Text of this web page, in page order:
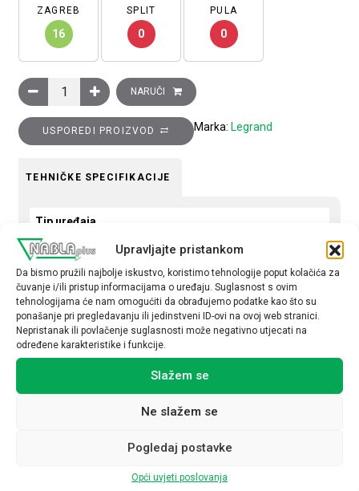
Upravljajte pristankom
Da bismo pružili najbolje iskustvo, koristimo tehnologije poput kolačića za
čuvanje i/ili pristup informacijama o uređaju. Suglasnost s ovim
tehnologijama će nam omogućiti da obrađujemo podatke kao što su
ponašanje pri pregledavanju ili jedinstveni ID-ovi na ovoj web stranici.
Nepristanak ili povlačenje suglasnosti može negativno utjecati na
određene karakteristike i funkcije.
Slažem se
Ne slažem se
Pogledaj postavke
Opći uvjeti poslovanja
ZAGREB
16
SPLIT
0
PULA
0
Sklopka Clasia, križna, 10A, osvjetljena bez simbola, bijela
NARUČI
USPOREDI PROIZVOD Marka: Legrand
TEHNIČKE SPECIFIKACIJE
Tip uređaja
Sklopka
Tip
križna
Povezani proizvodi